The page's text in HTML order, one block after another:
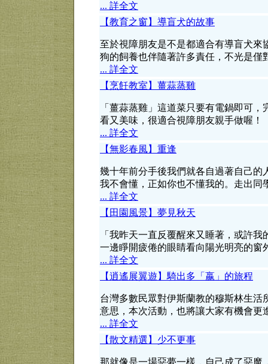
... 詳全文
【教育之窗】導盲犬的故事
至於視障朋友是不是都適合有導盲犬
狗的飼養也伴隨著許多責任，不光是僅
... 詳全文
【烹飪教室】薑蒜蒸雞
「薑蒜蒸雞」這道菜只要有電鍋即可
看又美味，很適合視障朋友親手做喔！
... 詳全文
【無影春風】重逢
幾十年前分手後我們就各自過著自己
我不會懂，正如你也不懂我的。走出同
... 詳全文
【田園風景】夢見秋天
「我昨天一直反覆醒來又睡著，或許
一邊睜開疲倦的眼睛看向陽光明亮的窗
... 詳全文
【逍遙展翼遊】騎出多「嬴」的旅程
台灣多數民眾對伊斯蘭教的穆斯林生
意思，本次活動，也將讓大家有機會
... 詳全文
【散文精選】少不更事
那就像是一場惡夢一樣，自己成了惡